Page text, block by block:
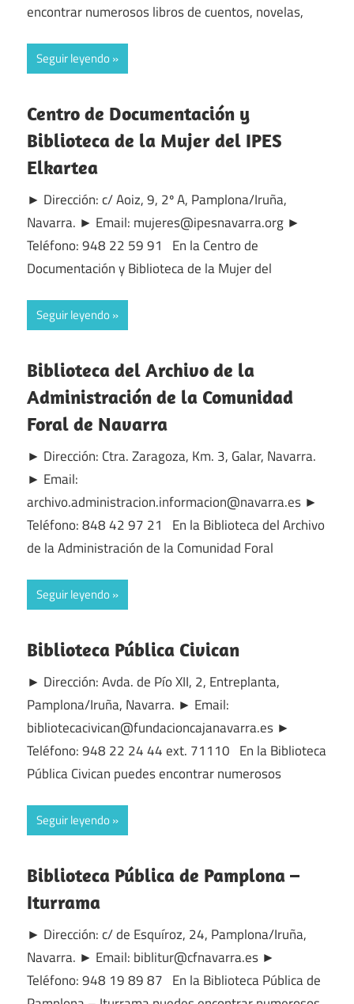
encontrar numerosos libros de cuentos, novelas,
Seguir leyendo
Centro de Documentación y
Biblioteca de la Mujer del IPES
Elkartea
► Dirección: c/ Aoiz, 9, 2º A, Pamplona/Iruña,
Navarra. ► Email: mujeres@ipesnavarra.org ►
Teléfono: 948 22 59 91 En la Centro de
Documentación y Biblioteca de la Mujer del
Seguir leyendo
Biblioteca del Archivo de la
Administración de la Comunidad
Foral de Navarra
► Dirección: Ctra. Zaragoza, Km. 3, Galar, Navarra.
► Email:
archivo.administracion.informacion@navarra.es ►
Teléfono: 848 42 97 21 En la Biblioteca del Archivo
de la Administración de la Comunidad Foral
Seguir leyendo
Biblioteca Pública Civican
► Dirección: Avda. de Pío XII, 2, Entreplanta,
Pamplona/Iruña, Navarra. ► Email:
bibliotecacivican@fundacioncajanavarra.es ►
Teléfono: 948 22 24 44 ext. 71110 En la Biblioteca
Pública Civican puedes encontrar numerosos
Seguir leyendo
Biblioteca Pública de Pamplona –
Iturrama
► Dirección: c/ de Esquíroz, 24, Pamplona/Iruña,
Navarra. ► Email: biblitur@cfnavarra.es ►
Teléfono: 948 19 89 87 En la Biblioteca Pública de